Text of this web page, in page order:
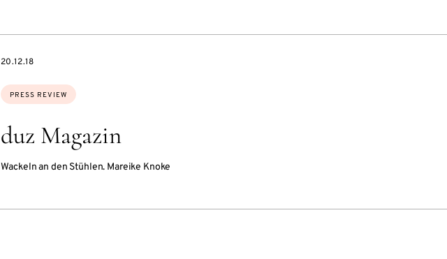
duz Magazin
Wackeln an den Stühlen. Mareike Knoke
Topics:
PRESS REVIEW
DATE
20.12.18